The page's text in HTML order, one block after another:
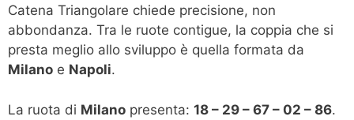
Catena Triangolare chiede precisione, non
abbondanza. Tra le ruote contigue, la coppia che si
presta meglio allo sviluppo è quella formata da
Milano e Napoli.
La ruota di Milano presenta: 18 – 29 – 67 – 02 – 86.